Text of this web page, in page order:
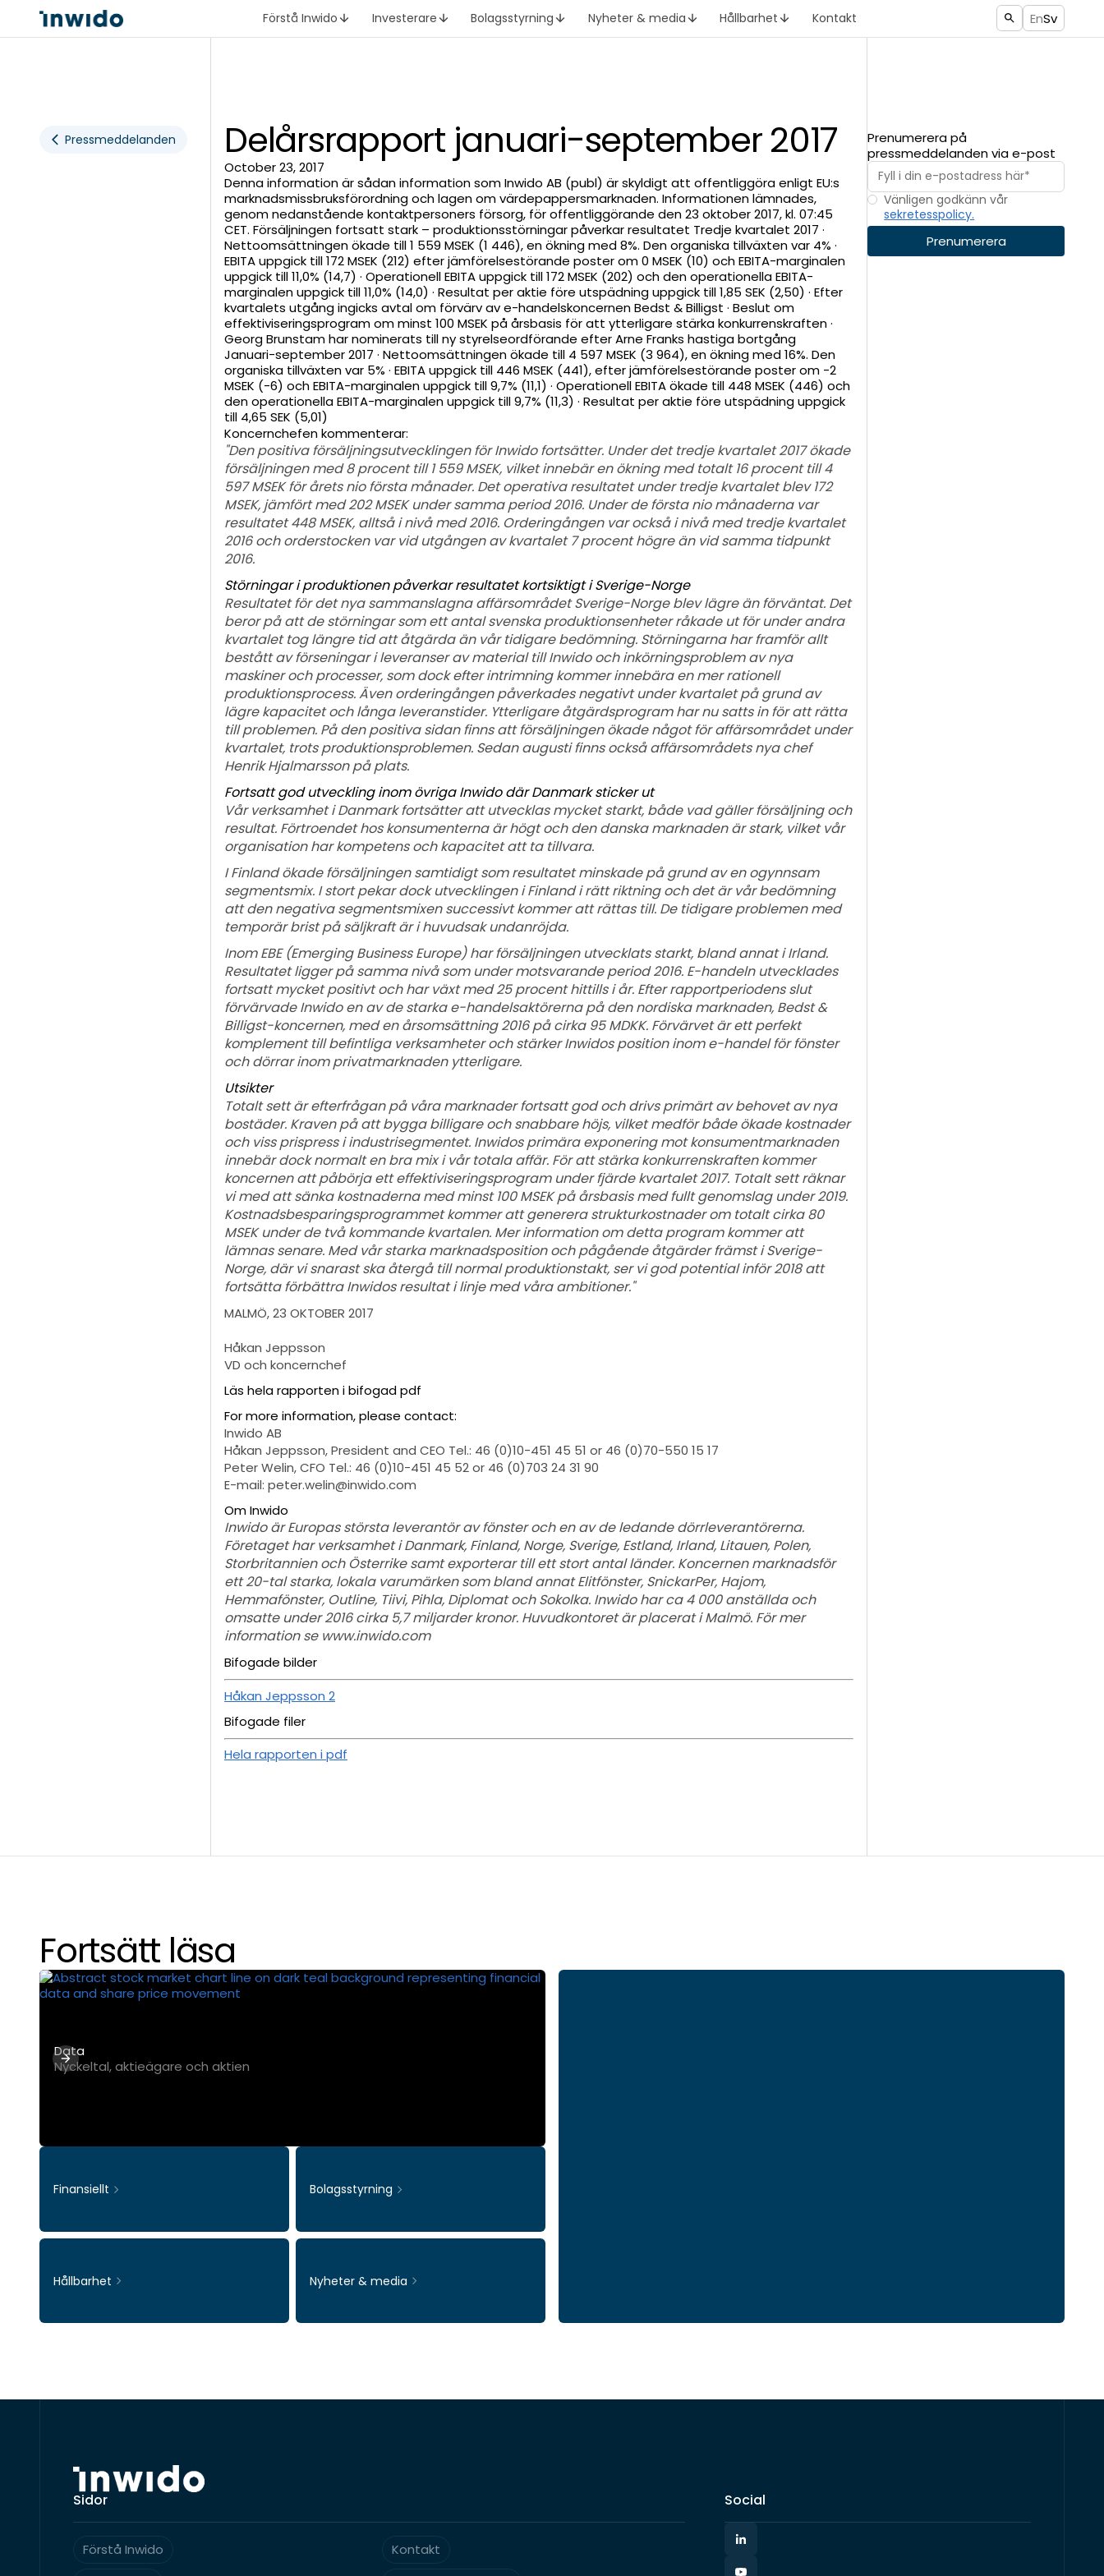
Förstå Inwido Investerare Bolagsstyrning Nyheter & media Hållbarhet Kontakt EnSv
Pressmeddelanden Delårsrapport januari-september 2017
October 23, 2017
Denna information är sådan information som Inwido AB (publ) är skyldigt att offentliggöra enligt EU:s
marknadsmissbruksförordning och lagen om värdepappersmarknaden. Informationen lämnades,
genom nedanstående kontaktpersoners försorg, för offentliggörande den 23 oktober 2017, kl. 07:45
CET. Försäljningen fortsatt stark – produktionsstörningar påverkar resultatet Tredje kvartalet 2017 ·
Nettoomsättningen ökade till 1 559 MSEK (1 446), en ökning med 8%. Den organiska tillväxten var 4% ·
EBITA uppgick till 172 MSEK (212) efter jämförelsestörande poster om 0 MSEK (10) och EBITA-marginalen
uppgick till 11,0% (14,7) · Operationell EBITA uppgick till 172 MSEK (202) och den operationella EBITA-
marginalen uppgick till 11,0% (14,0) · Resultat per aktie före utspädning uppgick till 1,85 SEK (2,50) · Efter
kvartalets utgång ingicks avtal om förvärv av e-handelskoncernen Bedst & Billigst · Beslut om
effektiviseringsprogram om minst 100 MSEK på årsbasis för att ytterligare stärka konkurrenskraften ·
Georg Brunstam har nominerats till ny styrelseordförande efter Arne Franks hastiga bortgång
Januari-september 2017 · Nettoomsättningen ökade till 4 597 MSEK (3 964), en ökning med 16%. Den
organiska tillväxten var 5% · EBITA uppgick till 446 MSEK (441), efter jämförelsestörande poster om -2
MSEK (-6) och EBITA-marginalen uppgick till 9,7% (11,1) · Operationell EBITA ökade till 448 MSEK (446) och
den operationella EBITA-marginalen uppgick till 9,7% (11,3) · Resultat per aktie före utspädning uppgick
till 4,65 SEK (5,01)
Koncernchefen kommenterar:
"Den positiva försäljningsutvecklingen för Inwido fortsätter. Under det tredje kvartalet 2017 ökade
försäljningen med 8 procent till 1 559 MSEK, vilket innebär en ökning med totalt 16 procent till 4
597 MSEK för årets nio första månader. Det operativa resultatet under tredje kvartalet blev 172
MSEK, jämfört med 202 MSEK under samma period 2016. Under de första nio månaderna var
resultatet 448 MSEK, alltså i nivå med 2016. Orderingången var också i nivå med tredje kvartalet
2016 och orderstocken var vid utgången av kvartalet 7 procent högre än vid samma tidpunkt
2016.
Störningar i produktionen påverkar resultatet kortsiktigt i Sverige-Norge
Resultatet för det nya sammanslagna affärsområdet Sverige-Norge blev lägre än förväntat. Det
beror på att de störningar som ett antal svenska produktionsenheter råkade ut för under andra
kvartalet tog längre tid att åtgärda än vår tidigare bedömning. Störningarna har framför allt
bestått av förseningar i leveranser av material till Inwido och inkörningsproblem av nya
maskiner och processer, som dock efter intrimning kommer innebära en mer rationell
produktionsprocess. Även orderingången påverkades negativt under kvartalet på grund av
lägre kapacitet och långa leveranstider. Ytterligare åtgärdsprogram har nu satts in för att rätta
till problemen. På den positiva sidan finns att försäljningen ökade något för affärsområdet under
kvartalet, trots produktionsproblemen. Sedan augusti finns också affärsområdets nya chef
Henrik Hjalmarsson på plats.
Fortsatt god utveckling inom övriga Inwido där Danmark sticker ut
Vår verksamhet i Danmark fortsätter att utvecklas mycket starkt, både vad gäller försäljning och
resultat. Förtroendet hos konsumenterna är högt och den danska marknaden är stark, vilket vår
organisation har kompetens och kapacitet att ta tillvara.
I Finland ökade försäljningen samtidigt som resultatet minskade på grund av en ogynnsam
segmentsmix. I stort pekar dock utvecklingen i Finland i rätt riktning och det är vår bedömning
att den negativa segmentsmixen successivt kommer att rättas till. De tidigare problemen med
temporär brist på säljkraft är i huvudsak undanröjda.
Inom EBE (Emerging Business Europe) har försäljningen utvecklats starkt, bland annat i Irland.
Resultatet ligger på samma nivå som under motsvarande period 2016. E-handeln utvecklades
fortsatt mycket positivt och har växt med 25 procent hittills i år. Efter rapportperiodens slut
förvärvade Inwido en av de starka e-handelsaktörerna på den nordiska marknaden, Bedst &
Billigst-koncernen, med en årsomsättning 2016 på cirka 95 MDKK. Förvärvet är ett perfekt
komplement till befintliga verksamheter och stärker Inwidos position inom e-handel för fönster
och dörrar inom privatmarknaden ytterligare.
Utsikter
Totalt sett är efterfrågan på våra marknader fortsatt god och drivs primärt av behovet av nya
bostäder. Kraven på att bygga billigare och snabbare höjs, vilket medför både ökade kostnader
och viss prispress i industrisegmentet. Inwidos primära exponering mot konsumentmarknaden
innebär dock normalt en bra mix i vår totala affär. För att stärka konkurrenskraften kommer
koncernen att påbörja ett effektiviseringsprogram under fjärde kvartalet 2017. Totalt sett räknar
vi med att sänka kostnaderna med minst 100 MSEK på årsbasis med fullt genomslag under 2019.
Kostnadsbesparingsprogrammet kommer att generera strukturkostnader om totalt cirka 80
MSEK under de två kommande kvartalen. Mer information om detta program kommer att
lämnas senare. Med vår starka marknadsposition och pågående åtgärder främst i Sverige-
Norge, där vi snarast ska återgå till normal produktionstakt, ser vi god potential inför 2018 att
fortsätta förbättra Inwidos resultat i linje med våra ambitioner."
MALMÖ, 23 OKTOBER 2017
Håkan Jeppsson
VD och koncernchef
Läs hela rapporten i bifogad pdf
For more information, please contact:
Inwido AB
Håkan Jeppsson, President and CEO Tel.: 46 (0)10-451 45 51 or 46 (0)70-550 15 17
Peter Welin, CFO Tel.: 46 (0)10-451 45 52 or 46 (0)703 24 31 90
E-mail: peter.welin@inwido.com
Om Inwido
Inwido är Europas största leverantör av fönster och en av de ledande dörrleverantörerna.
Företaget har verksamhet i Danmark, Finland, Norge, Sverige, Estland, Irland, Litauen, Polen,
Storbritannien och Österrike samt exporterar till ett stort antal länder. Koncernen marknadsför
ett 20-tal starka, lokala varumärken som bland annat Elitfönster, SnickarPer, Hajom,
Hemmafönster, Outline, Tiivi, Pihla, Diplomat och Sokolka. Inwido har ca 4 000 anställda och
omsatte under 2016 cirka 5,7 miljarder kronor. Huvudkontoret är placerat i Malmö. För mer
information se www.inwido.com
Bifogade bilder
Håkan Jeppsson 2
Bifogade filer
Hela rapporten i pdf
Prenumerera på
pressmeddelanden via e-post
Vänligen godkänn vår
sekretesspolicy.
Fortsätt läsa
Data
Nyckeltal, aktieägare och aktien
Finansiellt Bolagsstyrning
Hållbarhet Nyheter & media
Sidor
Förstå Inwido
Kontakt
Social